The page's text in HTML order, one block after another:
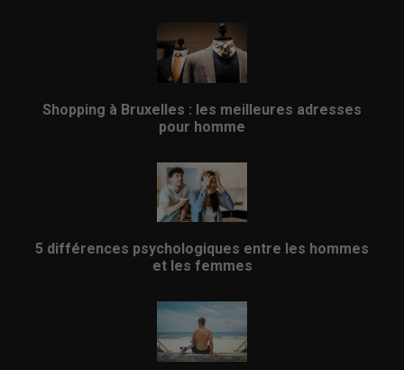
Shopping à Bruxelles : les meilleures adresses
pour homme
5 différences psychologiques entre les hommes
et les femmes